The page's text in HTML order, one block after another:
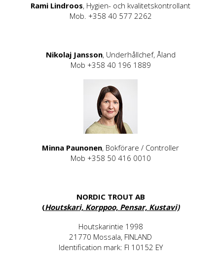
Rami Lindroos, Hygien- och kvalitetskontrollant
Mob. +358 40 577 2262
Nikolaj Jansson, Underhållchef, Åland
Mob +358 40 196 1889
Minna Paunonen, Bokförare / Controller
Mob +358 50 416 0010
NORDIC TROUT AB
(Houtskari, Korppoo, Pensar, Kustavi)
Houtskarintie 1998
21770 Mossala, FINLAND
Identification mark: FI 10152 EY